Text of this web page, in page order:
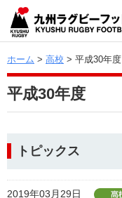
ホーム > 高校 > 平成30年度
平成30年度
トピックス
2019年03月29日